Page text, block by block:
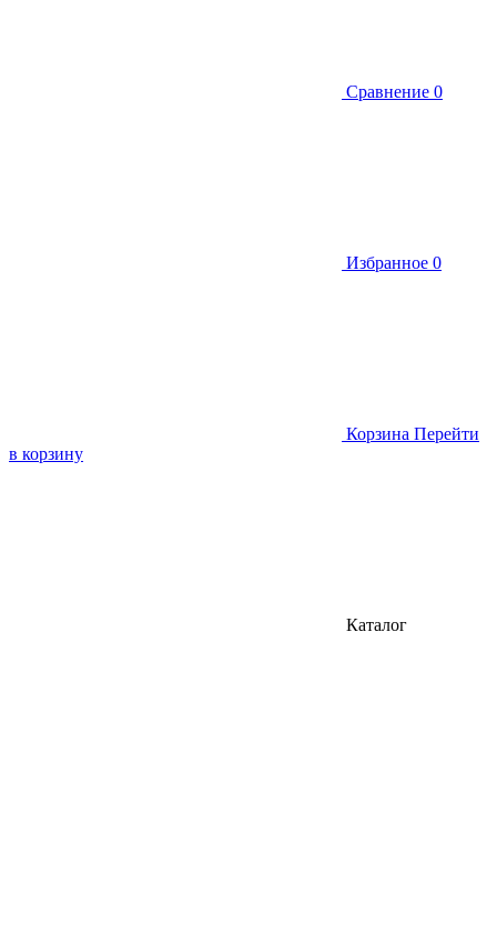
Сравнение 0
Избранное 0
Корзина Перейти
в корзину
Каталог